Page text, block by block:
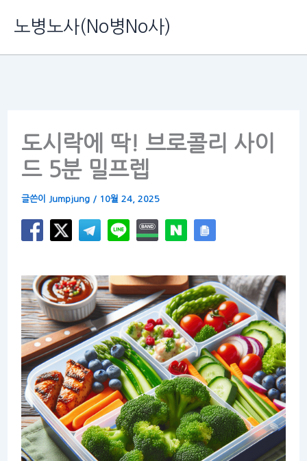
츠
노병노사(No병No사)
도시락에 딱! 브로콜리 사이
드 5분 밀프렙
글쓴이 Jumpjung / 10월 24, 2025